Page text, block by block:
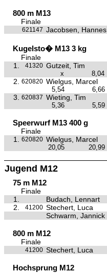
800 m M13
Finale
621147 Jacobsen, Hannes
Kugelsto� M13 3 kg
Finale
1.
41320 Gutzeit, Tim
x 8,04
2. 620820 Wielgus, Marcel
5,54 6,66
3. 620837 Wieting, Tim
5,36 5,59
Speerwurf M13 400 g
Finale
1.
620820 Wielgus, Marcel
20,05 20,99
Jugend M12
75 m M12
Finale
1.
Budach, Lennart
2.
41200 Stechert, Luca
Schwarm, Jannick
800 m M12
Finale
41200 Stechert, Luca
Hochsprung M12